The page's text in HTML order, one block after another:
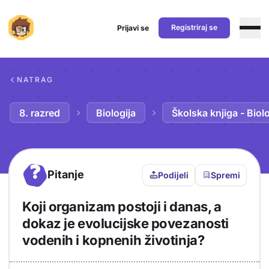
Prijavi se Registriraj se
NATRAG
8. razred Biologija Školska knjiga -
? Pitanje Podijeli Spremi
Koji organizam postoji i danas, a
dokaz je evolucijske povezanosti
vodenih i kopnenih životinja?